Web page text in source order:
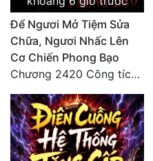
Để Ngươi Mở Tiệm Sửa
Chữa, Ngươi Nhấc Lên
Cơ Chiến Phong Bạo
Chương 2420 Công tích vĩ đại!! Cơ Tu Chi Thần?!